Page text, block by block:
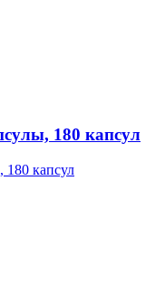
180 капсул